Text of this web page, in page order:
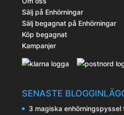
Sälj på Enhörningar
Sälj begagnat på Enhörningar
Köp begagnat
Kampanjer
SENASTE
3 magiska enhörningspyssel